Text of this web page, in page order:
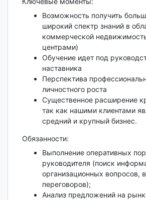
Возможность получить
широкий спектр знаний в
коммерческой
центрами)
Обучение идет под
наставника
Перспектива
личностного роста
Существенное расширение
так как нашими клиентами
средний и крупный бизнес.
Обязанности:
Выполнение оперативных
руководителя (поиск
организационных вопросов,
переговоров);
Анализ предложений на